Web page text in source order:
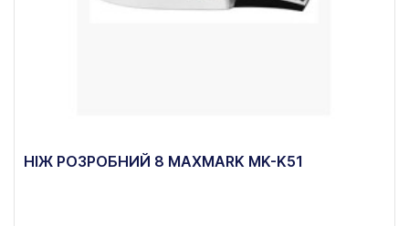
НІЖ РОЗРОБНИЙ 8 MAXMARK MK-K51